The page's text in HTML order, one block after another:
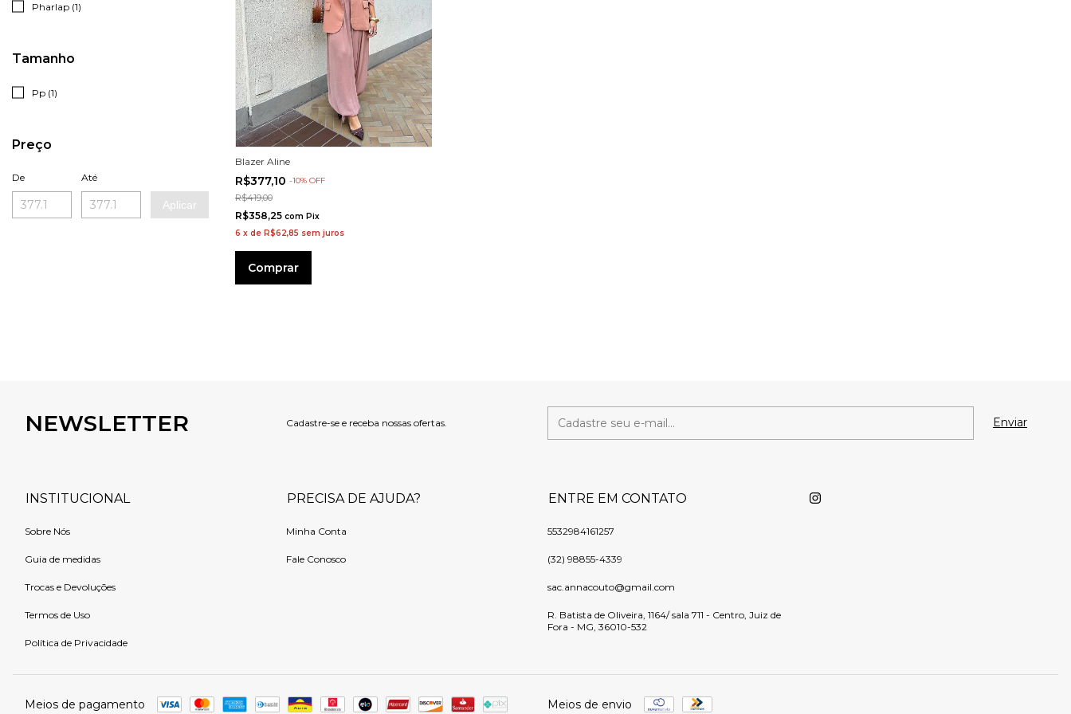
Pharlap (1)
Tamanho
Pp (1)
Preço
De Até
Aplicar
Blazer Aline
R$377,10 -10% OFF
R$419,00
R$358,25 com Pix
6 x de R$62,85 sem juros
Comprar
NEWSLETTER Cadastre-se e receba nossas ofertas.
INSTITUCIONAL
Sobre Nós
Guia de medidas
Trocas e Devoluções
Termos de Uso
Política de Privacidade
PRECISA DE AJUDA?
Minha Conta
Fale Conosco
ENTRE EM CONTATO
5532984161257
(32) 98855-4339
sac.annacouto@gmail.com
R. Batista de Oliveira, 1164/ sala 711 - Centro, Juiz de
Fora - MG, 36010-532
Meios de pagamento Meios de envio